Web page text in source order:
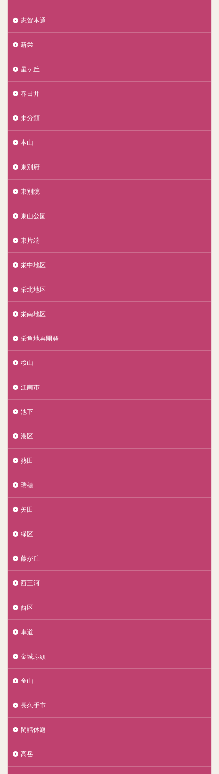
志賀本通
新栄
星ヶ丘
春日井
未分類
本山
東別府
東別院
東山公園
東片端
栄中地区
栄北地区
栄南地区
栄角地再開発
桜山
江南市
池下
港区
熱田
瑞穂
矢田
緑区
藤が丘
西三河
西区
車道
金城ふ頭
金山
長久手市
閑話休題
高岳